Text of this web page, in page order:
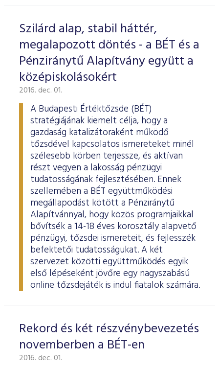
Szilárd alap, stabil háttér,
megalapozott döntés - a BÉT és a
Pénziránytű Alapítvány együtt a
középiskolásokért
2016. dec. 01.
A Budapesti Értéktőzsde (BÉT)
stratégiájának kiemelt célja, hogy a
gazdaság katalizátoraként működő
tőzsdével kapcsolatos ismereteket minél
szélesebb körben terjessze, és aktívan
részt vegyen a lakosság pénzügyi
tudatosságának fejlesztésében. Ennek
szellemében a BÉT együttműködési
megállapodást kötött a Pénziránytű
Alapítvánnyal, hogy közös programjaikkal
bővítsék a 14-18 éves korosztály alapvető
pénzügyi, tőzsdei ismereteit, és fejlesszék
befektetői tudatosságukat. A két
szervezet közötti együttműködés egyik
első lépéseként jövőre egy nagyszabású
online tőzsdejáték is indul fiatalok számára.
Rekord és két részvénybevezetés
novemberben a BÉT-en
2016. dec. 01.